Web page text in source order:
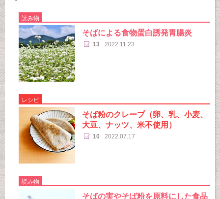
読み物
そばによる食物蛋白誘発胃腸炎
13 2022.11.23
レシピ
そば粉のクレープ（卵、乳、小麦、
大豆、ナッツ、米不使用）
10 2022.07.17
読み物
そばの実やそば粉を原料にした食品